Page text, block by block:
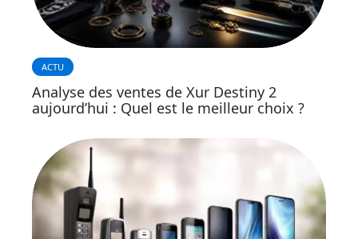
ACTU
Analyse des ventes de Xur Destiny 2
aujourd’hui : Quel est le meilleur choix ?